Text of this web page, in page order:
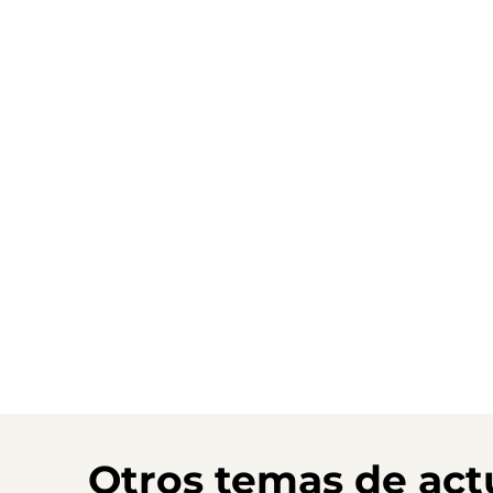
Otros temas de